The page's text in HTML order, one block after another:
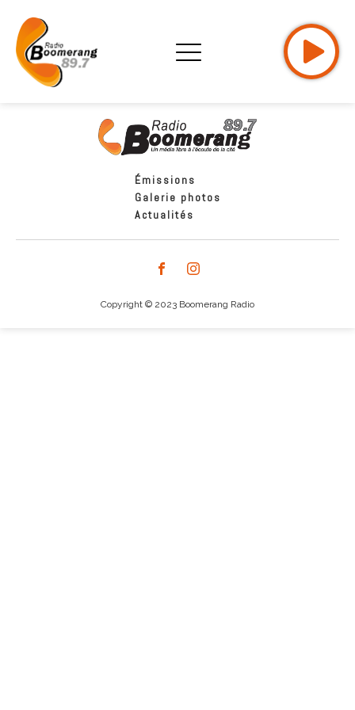
Émissions
Galerie photos
Actualités
Copyright © 2023 Boomerang Radio